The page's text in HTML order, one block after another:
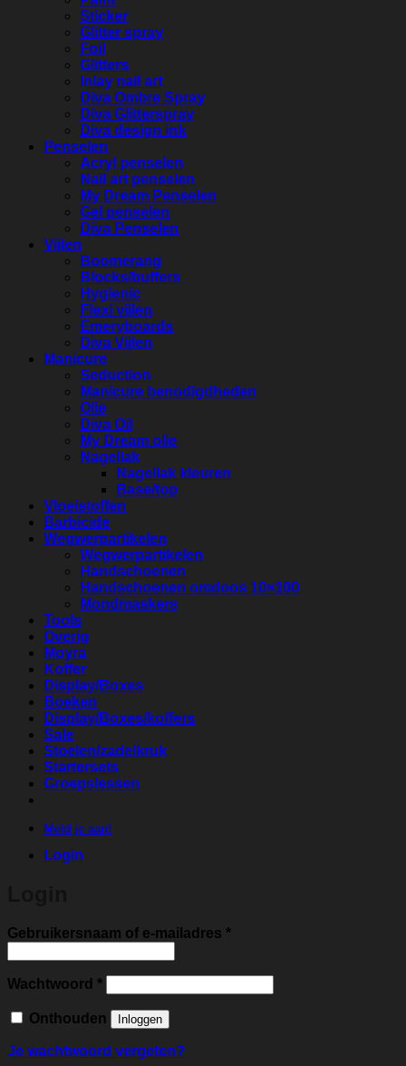
Sticker
Glitter spray
Foil
Glitters
Inlay nail art
Diva Ombre Spray
Diva Glitterspray
Diva design ink
Penselen
Acryl penselen
Nail art penselen
My Dream Penselen
Gel penselen
Diva Penselen
Vijlen
Boomerang
Blocks/buffers
Hygienic
Flexi vijlen
Emeryboards
Diva Vijlen
Manicure
Seduction
Manicure benodigdheden
Olie
Diva Oil
My Dream olie
Nagellak
Nagellak kleuren
Base/top
Vloeistoffen
Barbicide
Wegwerpartikelen
Wegwerpartikelen
Handschoenen
Handschoenen omdoos 10×100
Mondmaskers
Tools
Overig
Moyra
Koffer
Display/Boxes
Boeken
Display/Boxes/koffers
Sale
Stoelen/zadelkruk
Startersets
Groepslessen
Meld je aan!
Login
Gebruikersnaam of e-mailadres *Vereist
Wachtwoord *Vereist
Onthouden Inloggen
Je wachtwoord vergeten?